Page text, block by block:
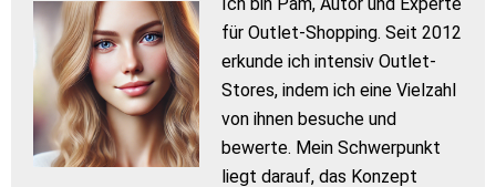
für Outlet-Shopping. Seit 2012
erkunde ich intensiv Outlet-
Stores, indem ich eine Vielzahl
von ihnen besuche und
bewerte. Mein Schwerpunkt
liegt darauf, das Konzept